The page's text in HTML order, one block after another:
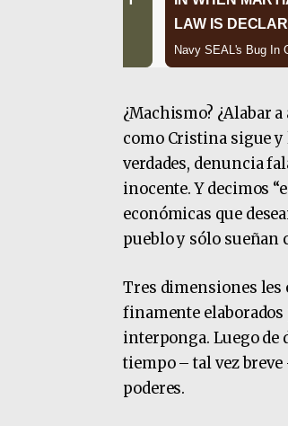
¿Machismo? ¿Alabar
como Cristina sigue
verdades, denuncia
inocente. Y decimos
económicas que
pueblo y sólo sueñan
Tres dimensiones les
finamente elaborados
interponga. Luego de
tiempo – tal vez
poderes.